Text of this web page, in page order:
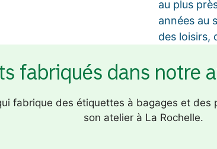
au plus
années au
des loisirs,
fabriqués dans notre
fabrique des étiquettes à bagages et
son atelier à La Rochelle.